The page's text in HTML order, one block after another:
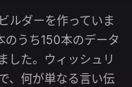
ルダーを作っていま
うち150本のデータ
した。ウィッシュリ
、何が単なる言い伝